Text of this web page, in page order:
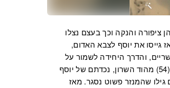
ציפורה והנקה וכך בעצם נצלו
גייסו את יוסף לצבא האדום,
והדרך היחידה לשמור על
התינוקת בחיים היתה להעבירה למנזר קרוב", מספרת בתיה לויוס (54) מהוד השרון, נכדתם של יוסף
שהמנזר פשוט נסגר. מאז